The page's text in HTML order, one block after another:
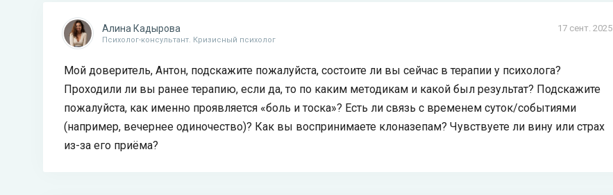
17 сент. 2025
Алина Кадырова
Психолог-консультант. Кризисный психолог
Мой доверитель, Антон, подскажите пожалуйста, состоите ли вы сейчас в терапии у психолога?
Проходили ли вы ранее терапию, если да, то по каким методикам и какой был результат? Подскажите
пожалуйста, как именно проявляется «боль и тоска»? Есть ли связь с временем суток/событиями
(например, вечернее одиночество)? Как вы воспринимаете клоназепам? Чувствуете ли вину или страх
из-за его приёма?